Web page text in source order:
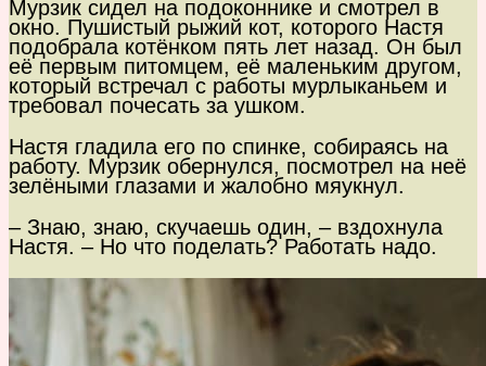
Мурзик сидел на подоконнике и смотрел в
окно. Пушистый рыжий кот, которого Настя
подобрала котёнком пять лет назад. Он был
её первым питомцем, её маленьким другом,
который встречал с работы мурлыканьем и
требовал почесать за ушком.
Настя гладила его по спинке, собираясь на
работу. Мурзик обернулся, посмотрел на неё
зелёными глазами и жалобно мяукнул.
– Знаю, знаю, скучаешь один, – вздохнула
Настя. – Но что поделать? Работать надо.